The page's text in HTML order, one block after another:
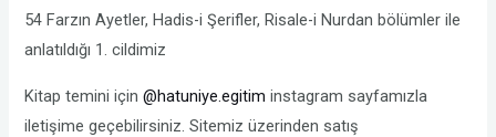
1
quantity
54 Farzın Ayetler, Hadis-i Şerifler, Risale-i Nurdan bölümler ile
anlatıldığı 1. cildimiz
Kitap temini için@hatuniye.egitim instagram sayfamızla
iletişime geçebilirsiniz. Sitemiz üzerinden satış